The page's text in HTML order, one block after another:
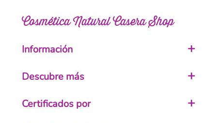
Cosmética Natural Casera Shop
Información
Descubre más
Certificados por